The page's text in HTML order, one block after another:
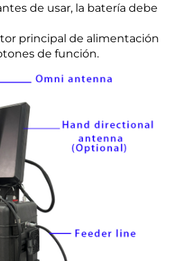
de usar, la batería debe
principal de alimentación
de función.